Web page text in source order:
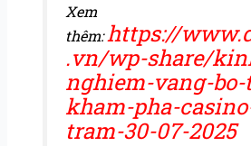
Xem
thêm:https://
.vn/wp-share/
nghiem-vang-
kham-pha-
tram-30-07-2025